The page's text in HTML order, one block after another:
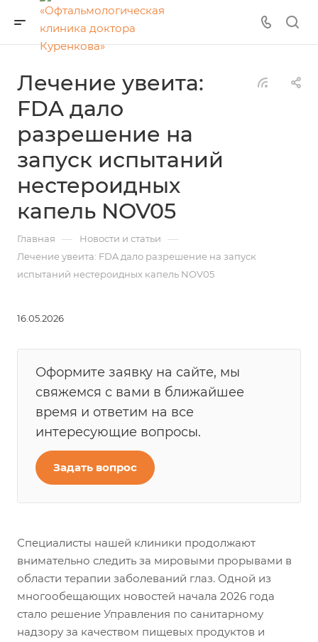
Лечение увеита:
FDA дало
разрешение на
запуск испытаний
нестероидных
капель NOV05
Главная — Новости и статьи —
Лечение увеита: FDA дало разрешение на запуск
испытаний нестероидных капель NOV05
16.05.2026
Оформите заявку на сайте, мы
свяжемся с вами в ближайшее
время и ответим на все
интересующие вопросы.
Задать вопрос
Специалисты нашей клиники продолжают
внимательно следить за мировыми прорывами в
области терапии заболеваний глаз. Одной из
многообещающих новостей начала 2026 года
стало решение Управления по санитарному
надзору за качеством пищевых продуктов и